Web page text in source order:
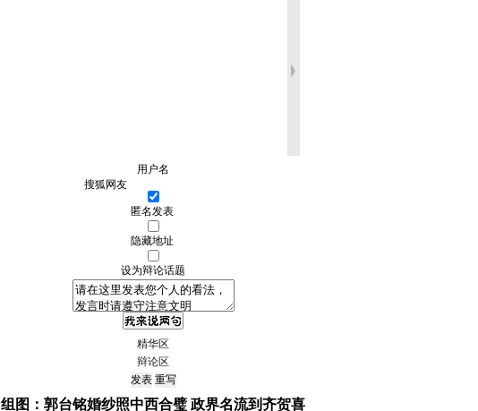
用户名
匿名发表
隐藏地址
设为辩论话题
精华区
辩论区
组图：郭台铭婚纱照中西合璧 政界名流到齐贺喜